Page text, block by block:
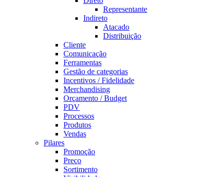
Representante
Indireto
Atacado
Distribuição
Cliente
Comunicação
Ferramentas
Gestão de categorias
Incentivos / Fidelidade
Merchandising
Orçamento / Budget
PDV
Processos
Produtos
Vendas
Pilares
Promoção
Preço
Sortimento